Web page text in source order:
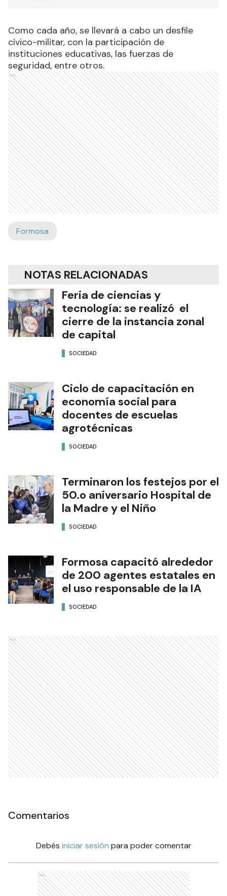
Como cada año, se llevará a cabo un desfile
cívico-militar, con la participación de
instituciones educativas, las fuerzas de
seguridad, entre otros.
Ads
Formosa
NOTAS RELACIONADAS
Feria de ciencias y
tecnología: se realizó el
cierre de la instancia zonal
de capital
SOCIEDAD
Ciclo de capacitación en
economía social para
docentes de escuelas
agrotécnicas
SOCIEDAD
Terminaron los festejos por el
50.o aniversario Hospital de
la Madre y el Niño
SOCIEDAD
Formosa capacitó alrededor
de 200 agentes estatales en
el uso responsable de la IA
SOCIEDAD
Ads
Comentarios
Debés iniciar sesión para poder comentar
Ads